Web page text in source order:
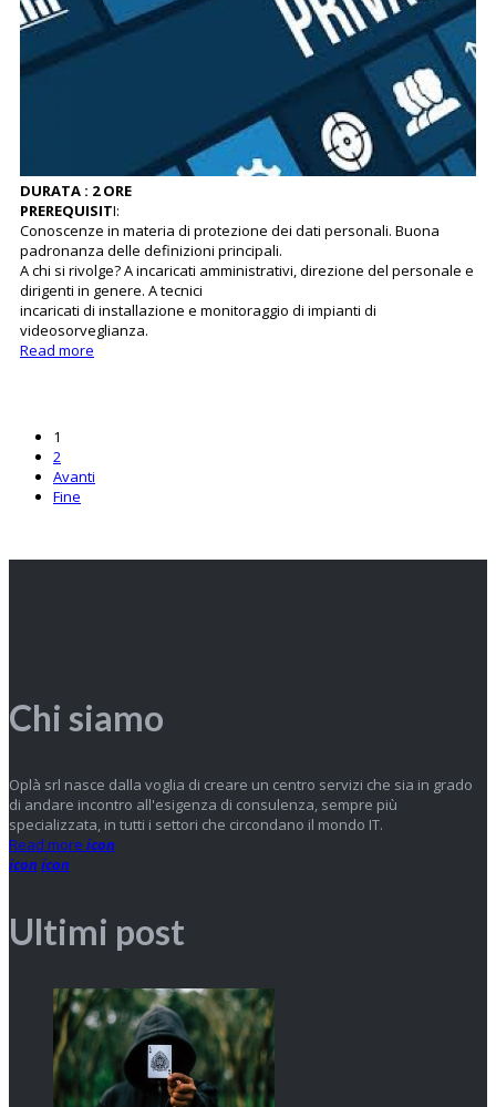
DURATA : 2 ORE
PREREQUISITI:
Conoscenze in materia di protezione dei dati personali. Buona
padronanza delle definizioni principali.
A chi si rivolge? A incaricati amministrativi, direzione del personale e
dirigenti in genere. A tecnici
incaricati di installazione e monitoraggio di impianti di
videosorveglianza.
Read more
1
2
Avanti
Fine
Chi siamo
Oplà srl nasce dalla voglia di creare un centro servizi che sia in grado
di andare incontro all'esigenza di consulenza, sempre più
specializzata, in tutti i settori che circondano il mondo IT.
Read more icon
iconicon
Ultimi post